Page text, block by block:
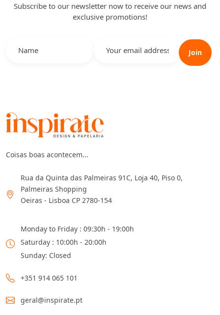
Subscribe to our newsletter now to receive our news and
exclusive promotions!
Join
Coisas boas acontecem...
Rua da Quinta das Palmeiras 91C, Loja 40, Piso 0,
Palmeiras Shopping
Oeiras - Lisboa CP 2780-154
Monday to Friday : 09:30h - 19:00h
Saturday : 10:00h - 20:00h
Sunday: Closed
+351 914 065 101
geral@inspirate.pt